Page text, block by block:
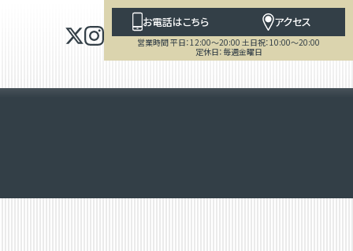
お電話はこちら アクセス
営業時間 平日：12:00～20:00 土日祝：10:00～20:00
定休日：毎週金曜日